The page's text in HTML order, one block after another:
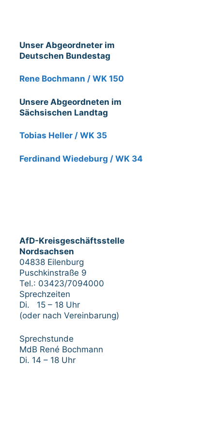
Unser Abgeordneter im
Deutschen Bundestag
Rene Bochmann / WK 150
Unsere Abgeordneten im
Sächsischen Landtag
Tobias Heller / WK 35
Ferdinand Wiedeburg / WK 34
AfD-Kreisgeschäftsstelle
Nordsachsen
04838 Eilenburg
Puschkinstraße 9
Tel.: 03423/7094000
Sprechzeiten
Di. 15 – 18 Uhr
(oder nach Vereinbarung)
Sprechstunde
MdB René Bochmann
Di. 14 – 18 Uhr